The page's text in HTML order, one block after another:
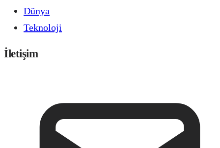
Dünya
Teknoloji
İletişim